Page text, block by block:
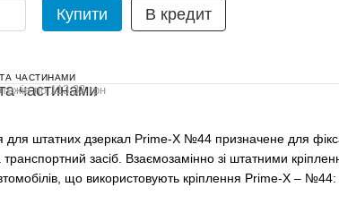
Купити В кредит
ЧАСТИНАМИ
по 113.33 грн
для штатних дзеркал Prime-X №44 призначене для
транспортний засіб. Взаємозамінно зі штатними
що використовують кріплення Prime-X – №44: